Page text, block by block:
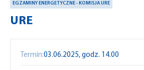
EGZAMINY ENERGETYCZNE - KOMISJA URE
URE
Termin:03.06.2025, godz. 14.00